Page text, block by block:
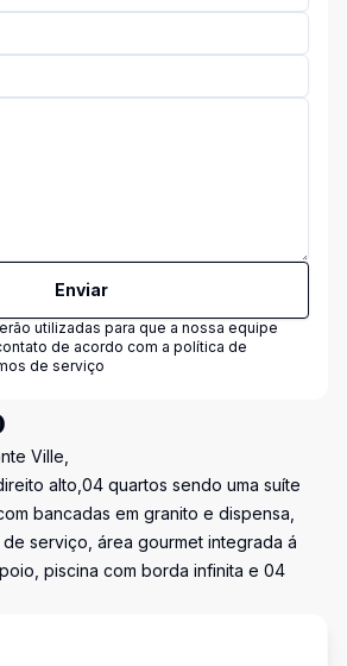
Enviar
utilizadas para que a nossa equipe
de acordo com a política de
de serviço
Ville,
alto,04 quartos sendo uma suíte
bancadas em granito e dispensa,
serviço, área gourmet integrada á
piscina com borda infinita e 04